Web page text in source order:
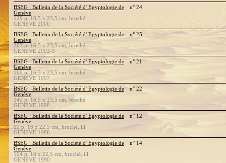
BSEG : Bulletin de la Société d' Egyptologie de
Genève
129 p, 16,5 x 23,5 cm, broché
GENEVE 2000
n° 24
BSEG : Bulletin de la Société d' Egyptologie de
Genève
207 p, 16,5 x 23,5 cm, broché
GENEVE 2002-3
n° 25
BSEG : Bulletin de la Société d' Egyptologie de
Genève
166 p, 16,5 x 23,5 cm, broché
GENEVE 1997
n° 21
BSEG : Bulletin de la Société d' Egyptologie de
Genève
142 p, 16,5 x 23,5 cm, broché
GENEVE 1998
n° 22
BSEG : Bulletin de la Société d' Egyptologie de
Genève
99 p, 16 x 22,5 cm, broché, ill
GENEVE 1988
n° 12
BSEG : Bulletin de la Société d' Egyptologie de
Genève
104 p, 16 x 22,5 cm, broché, ill
GENEVE 1990
n° 14